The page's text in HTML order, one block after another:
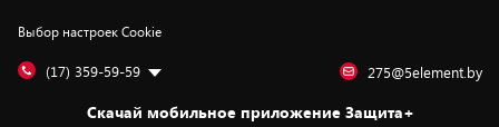
Дай пять добру!
Обработка персональных данных
Подарочные карты
Для мобильных устройств
Для компьютеров
Бонусы
Оплата частями
Выбор настроек Cookie
(17) 359-59-59 275@5element.by
Скачай мобильное приложение Защита+